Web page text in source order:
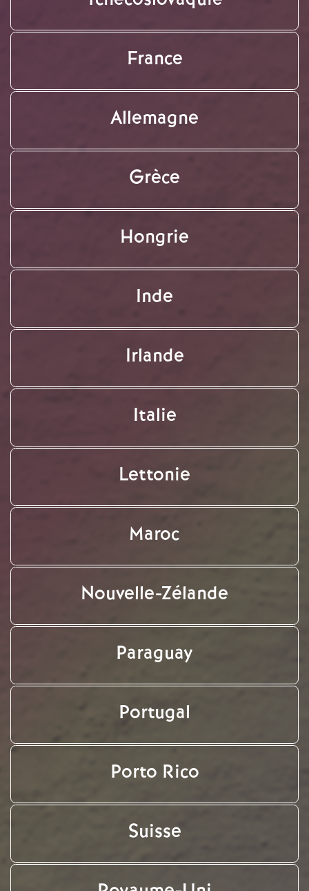
France
Allemagne
Grèce
Hongrie
Inde
Irlande
Italie
Lettonie
Maroc
Nouvelle-Zélande
Paraguay
Portugal
Porto Rico
Suisse